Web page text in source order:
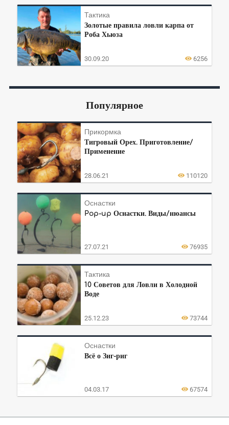
Тактика
Золотые правила ловли карпа от
Роба Хьюза
30.09.20 6256
Популярное
Прикормка
Тигровый Орех. Приготовление/
Применение
28.06.21 110120
Оснастки
Pop-up Оснастки. Виды/нюансы
27.07.21 76935
Тактика
10 Советов для Ловли в Холодной
Воде
25.12.23 73744
Оснастки
Всё о Зиг-риг
04.03.17 67574